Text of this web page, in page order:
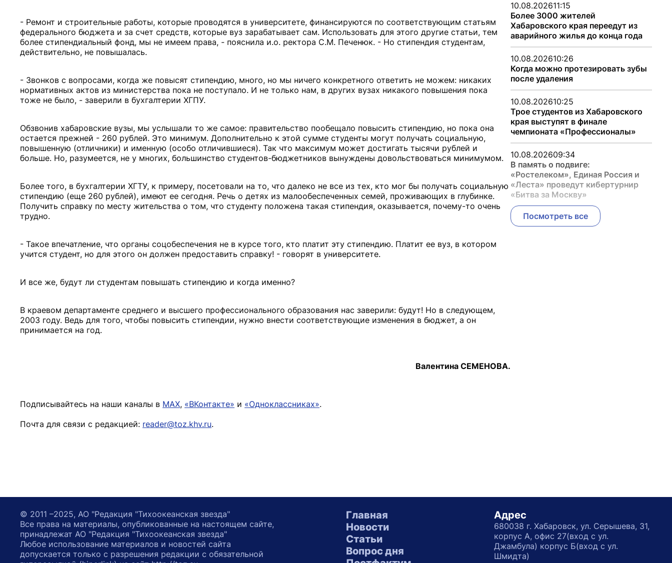
- Ремонт и строительные работы, которые проводятся в университете, финансируются по соответствующим статьям
федерального бюджета и за счет средств, которые вуз зарабатывает сам. Использовать для этого другие статьи, тем
более стипендиальный фонд, мы не имеем права, - пояснила и.о. ректора С.М. Печенюк. - Но стипендия студентам,
действительно, не повышалась.
- Звонков с вопросами, когда же повысят стипендию, много, но мы ничего конкретного ответить не можем: никаких
нормативных актов из министерства пока не поступало. И не только нам, в других вузах никакого повышения пока
тоже не было, - заверили в бухгалтерии ХГПУ.
Обзвонив хабаровские вузы, мы услышали то же самое: правительство пообещало повысить стипендию, но пока она
остается прежней - 260 рублей. Это минимум. Дополнительно к этой сумме студенты могут получать социальную,
повышенную (отличники) и именную (особо отличившиеся). Так что максимум может достигать тысячи рублей и
больше. Но, разумеется, не у многих, большинство студентов-бюджетников вынуждены довольствоваться минимумом.
Более того, в бухгалтерии ХГТУ, к примеру, посетовали на то, что далеко не все из тех, кто мог бы получать социальную
стипендию (еще 260 рублей), имеют ее сегодня. Речь о детях из малообеспеченных семей, проживающих в глубинке.
Получить справку по месту жительства о том, что студенту положена такая стипендия, оказывается, почему-то очень
трудно.
- Такое впечатление, что органы соцобеспечения не в курсе того, кто платит эту стипендию. Платит ее вуз, в котором
учится студент, но для этого он должен предоставить справку! - говорят в университете.
И все же, будут ли студентам повышать стипендию и когда именно?
В краевом департаменте среднего и высшего профессионального образования нас заверили: будут! Но в следующем,
2003 году. Ведь для того, чтобы повысить стипендии, нужно внести соответствующие изменения в бюджет, а он
принимается на год.
Валентина СЕМЕНОВА.
Подписывайтесь на наши каналы в MAX, «ВКонтакте» и «Одноклассниках».
Почта для связи с редакцией: reader@toz.khv.ru.
10.08.202611:15
Более 3000 жителей
Хабаровского края переедут из
аварийного жилья до конца года
10.08.202610:26
Когда можно протезировать зубы
после удаления
10.08.202610:25
Трое студентов из Хабаровского
края выступят в финале
чемпионата «Профессионалы»
10.08.202609:34
В память о подвиге:
«Ростелеком», Единая Россия и
«Леста» проведут кибертурнир
«Битва за Москву»
Посмотреть все
Главная
Новости
Статьи
Вопрос дня
Адрес
680038 г. Хабаровск, ул. Серышева, 31,
корпус А, офис 27(вход с ул.
Джамбула) корпус Б(вход с ул.
Шмидта)
© 2011 –2025, АО "Редакция "Тихоокеанская звезда"
Все права на материалы, опубликованные на настоящем сайте,
принадлежат АО "Редакция "Тихоокеанская звезда"
Любое использование материалов и новостей сайта
допускается только с разрешения редакции с обязательной